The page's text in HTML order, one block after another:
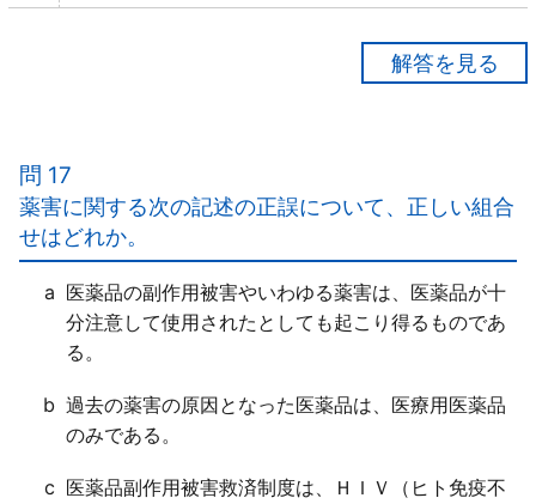
ｂ○
ｃ○
ｄ○
問 17
薬害に関する次の記述の正誤について、正しい組合
せはどれか。
a 医薬品の副作用被害やいわゆる薬害は、医薬品が十
分注意して使用されたとしても起こり得るものであ
る。
b 過去の薬害の原因となった医薬品は、医療用医薬品
のみである。
c 医薬品副作用被害救済制度は、ＨＩＶ（ヒト免疫不